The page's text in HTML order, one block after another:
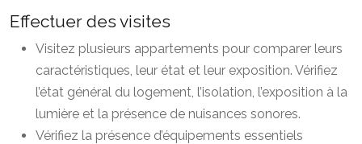
Effectuer des visites
Visitez plusieurs appartements pour comparer leurs
caractéristiques, leur état et leur exposition. Vérifiez
l’état général du logement, l’isolation, l’exposition à la
lumière et la présence de nuisances sonores.
Vérifiez la présence d’équipements essentiels